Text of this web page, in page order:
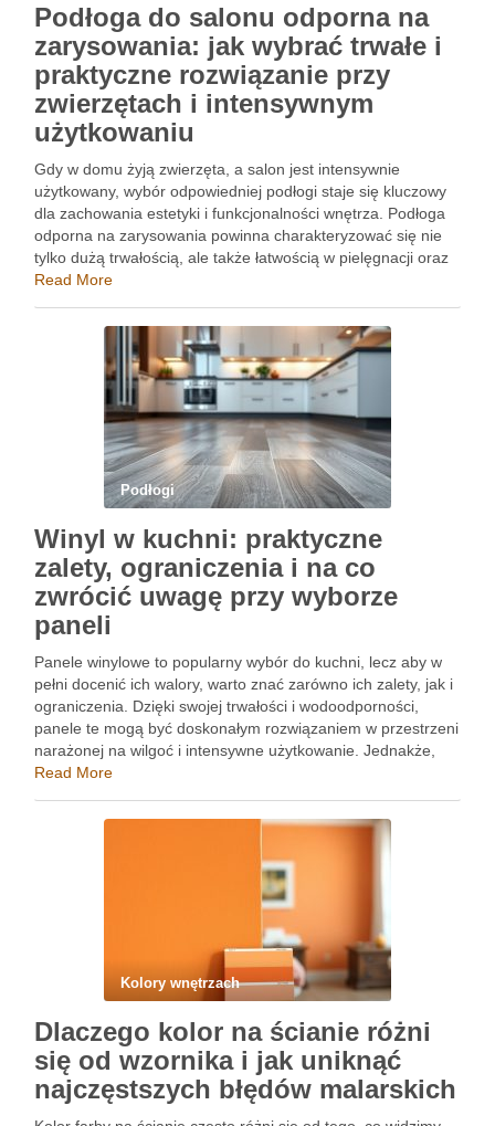
Podłoga do salonu odporna na
zarysowania: jak wybrać trwałe i
praktyczne rozwiązanie przy
zwierzętach i intensywnym
użytkowaniu
Gdy w domu żyją zwierzęta, a salon jest intensywnie
użytkowany, wybór odpowiedniej podłogi staje się kluczowy
dla zachowania estetyki i funkcjonalności wnętrza. Podłoga
odporna na zarysowania powinna charakteryzować się nie
tylko dużą trwałością, ale także łatwością w pielęgnacji oraz
zdolnością do radzenia sobie z wilgocią. Właściwy wybór
Read More
Podłogi
Winyl w kuchni: praktyczne
zalety, ograniczenia i na co
zwrócić uwagę przy wyborze
paneli
Panele winylowe to popularny wybór do kuchni, lecz aby w
pełni docenić ich walory, warto znać zarówno ich zalety, jak i
ograniczenia. Dzięki swojej trwałości i wodoodporności,
panele te mogą być doskonałym rozwiązaniem w przestrzeni
narażonej na wilgoć i intensywne użytkowanie. Jednakże,
niektóre tańsze produkty mogą zawierać szkodliwe
Read More
Kolory wnętrzach
Dlaczego kolor na ścianie różni
się od wzornika i jak uniknąć
najczęstszych błędów malarskich